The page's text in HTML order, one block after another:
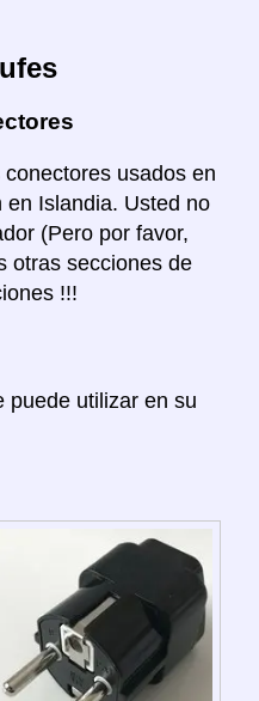
usados en
Islandia. Usted no
(Pero por favor,
otras secciones de
!!!
puede utilizar en su